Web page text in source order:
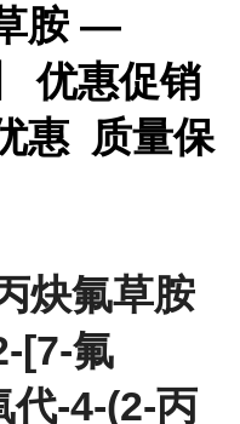
胺 —
优惠促销
惠 质量保
炔氟草胺
[7-氟
代-4-(2-丙